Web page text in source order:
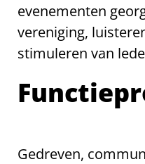
evenementen
vereniging,
stimuleren van
Gedreven,